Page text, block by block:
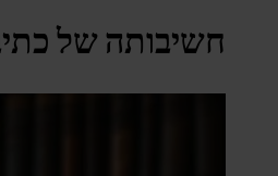
חשיבותה של